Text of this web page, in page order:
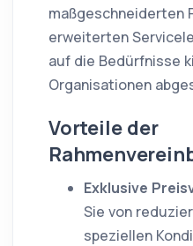
maßgeschneiderten
erweiterten
auf die Bedürfnisse
Organisationen
Vorteile der
Exklusive
Sie von
speziellen